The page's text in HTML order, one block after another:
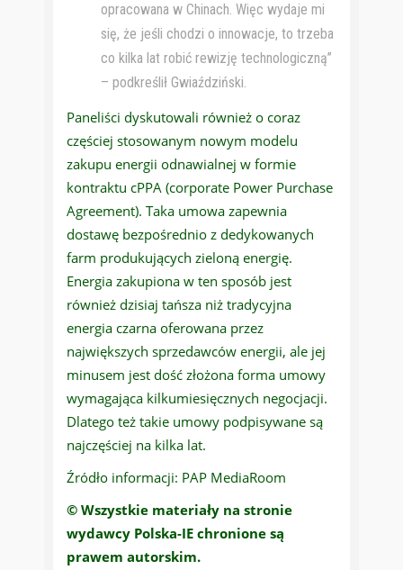
opracowana w Chinach. Więc wydaje mi
się, że jeśli chodzi o innowacje, to trzeba
co kilka lat robić rewizję technologiczną”
– podkreślił Gwiaździński.
Paneliści dyskutowali również o coraz
częściej stosowanym nowym modelu
zakupu energii odnawialnej w formie
kontraktu cPPA (corporate Power Purchase
Agreement). Taka umowa zapewnia
dostawę bezpośrednio z dedykowanych
farm produkujących zieloną energię.
Energia zakupiona w ten sposób jest
również dzisiaj tańsza niż tradycyjna
energia czarna oferowana przez
największych sprzedawców energii, ale jej
minusem jest dość złożona forma umowy
wymagająca kilkumiesięcznych negocjacji.
Dlatego też takie umowy podpisywane są
najczęściej na kilka lat.
Źródło informacji: PAP MediaRoom
© Wszystkie materiały na stronie
wydawcy Polska-IE chronione są
prawem autorskim.